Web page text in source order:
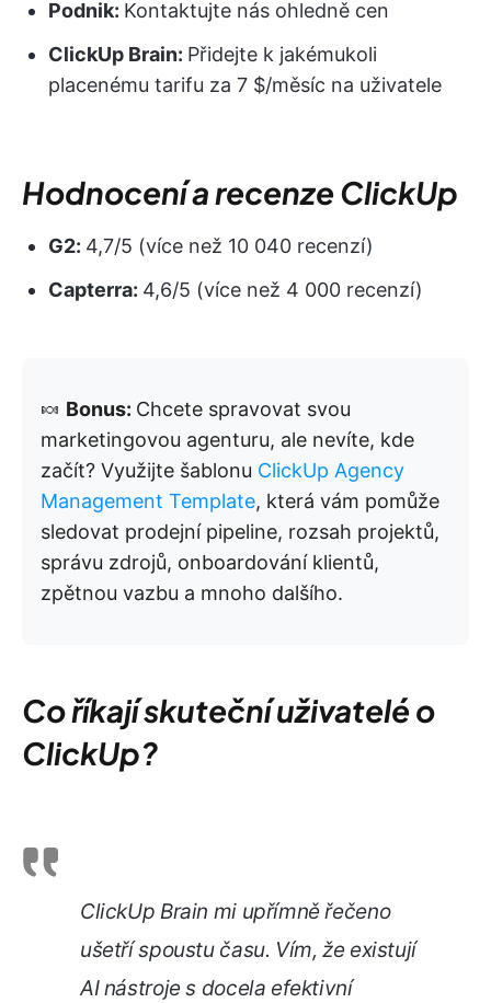
Podnik: Kontaktujte nás ohledně cen
ClickUp Brain: Přidejte k jakémukoli
placenému tarifu za 7 $/měsíc na uživatele
Hodnocení a recenze ClickUp
G2: 4,7/5 (více než 10 040 recenzí)
Capterra: 4,6/5 (více než 4 000 recenzí)
🍬 Bonus: Chcete spravovat svou
marketingovou agenturu, ale nevíte, kde
začít? Využijte šablonu ClickUp Agency
Management Template, která vám pomůže
sledovat prodejní pipeline, rozsah projektů,
správu zdrojů, onboardování klientů,
zpětnou vazbu a mnoho dalšího.
Co říkají skuteční uživatelé o
ClickUp?
ClickUp Brain mi upřímně řečeno
ušetří spoustu času. Vím, že existují
AI nástroje s docela efektivní